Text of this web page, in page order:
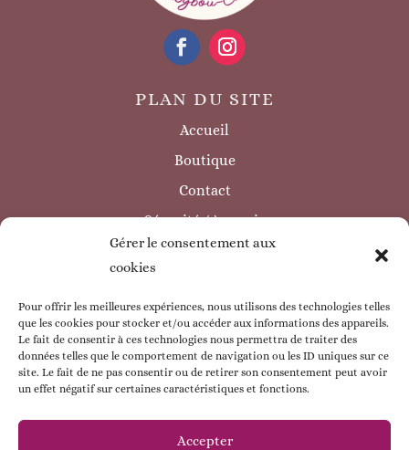
Gérer le consentement aux
cookies
Pour offrir les meilleures expériences, nous utilisons des technologies telles
que les cookies pour stocker et/ou accéder aux informations des appareils.
Le fait de consentir à ces technologies nous permettra de traiter des
données telles que le comportement de navigation ou les ID uniques sur ce
site. Le fait de ne pas consentir ou de retirer son consentement peut avoir
un effet négatif sur certaines caractéristiques et fonctions.
Accepter
PLAN DU SITE
Accueil
Boutique
Contact
Sécurité / à savoir
INFORMATIONS LÉGALES
Mentions légales
Politique de confidentialité
Politique de cookie
CGV
ESPACE CLIENT
Mon compte